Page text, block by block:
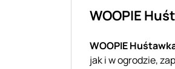
WOOPIE
WOOPIE
jak i w ogrodzie,